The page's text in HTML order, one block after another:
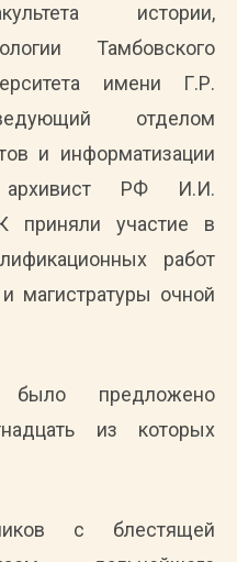
истории,
Тамбовского
имени Г.Р.
отделом
и информатизации
архивист РФ И.И.
приняли участие в
работ
магистратуры очной
было предложено
из которых
с блестящей